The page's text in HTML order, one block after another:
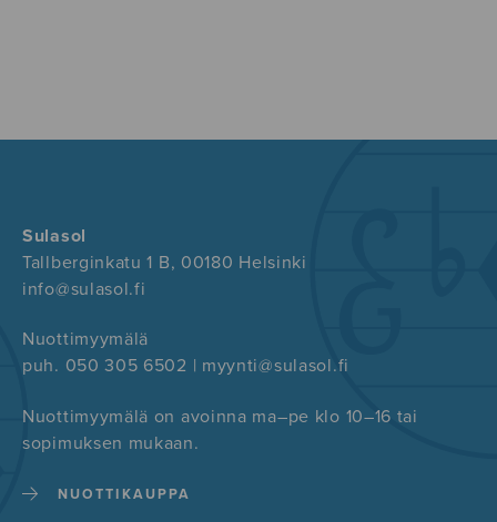
Sulasol
Tallberginkatu 1 B, 00180 Helsinki
info@sulasol.fi
Nuottimyymälä
puh. 050 305 6502 | myynti@sulasol.fi
Nuottimyymälä on avoinna ma–pe klo 10–16 tai
sopimuksen mukaan.
NUOTTIKAUPPA